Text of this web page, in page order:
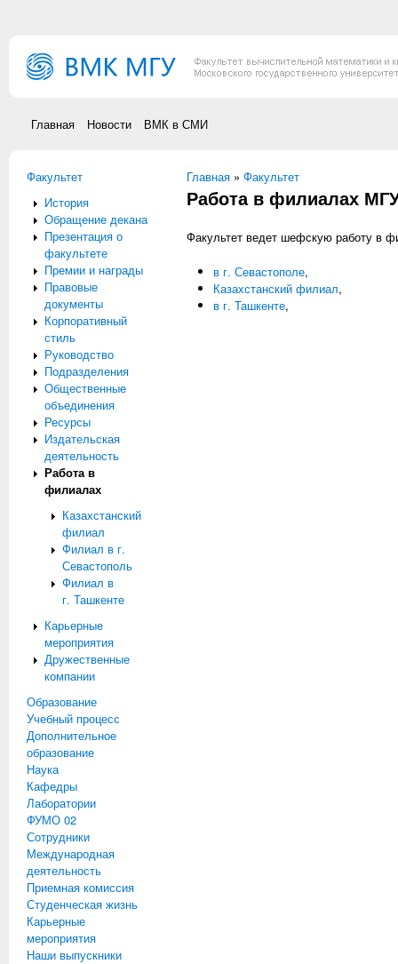
Главная Новости ВМК в СМИ
Факультет
История
Обращение декана
Презентация о
факультете
Премии и награды
Правовые
документы
Корпоративный
стиль
Руководство
Подразделения
Общественные
объединения
Ресурсы
Издательская
деятельность
Работа в
филиалах
Казахстанский
филиал
Филиал в г.
Севастополь
Филиал в
г. Ташкенте
Карьерные
мероприятия
Дружественные
компании
Образование
Учебный процесс
Дополнительное
образование
Наука
Кафедры
Лаборатории
ФУМО 02
Сотрудники
Международная
деятельность
Приемная комиссия
Студенческая жизнь
Карьерные
мероприятия
Наши выпускники
Вы здесь
Главная » Факультет
Работа в филиалах
Факультет ведет шефскую работу в
в г. Севастополе,
Казахстанский филиал,
в г. Ташкенте,